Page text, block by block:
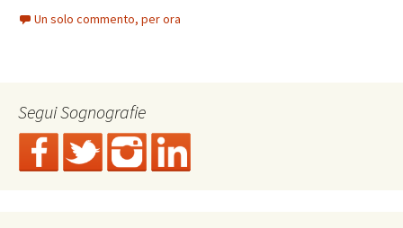
Un solo commento, per ora
Segui Sognografie